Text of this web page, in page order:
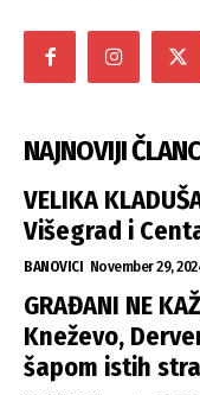
NAJNOVIJI
VELIKA
Višegrad i
BANOVICI November 29,
GRAĐANI NE
Kneževo,
šapom istih